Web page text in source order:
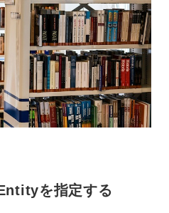
を指定する